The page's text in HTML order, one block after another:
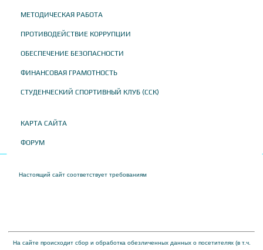
МЕТОДИЧЕСКАЯ РАБОТА
ПРОТИВОДЕЙСТВИЕ КОРРУПЦИИ
ОБЕСПЕЧЕНИЕ БЕЗОПАСНОСТИ
ФИНАНСОВАЯ ГРАМОТНОСТЬ
СТУДЕНЧЕСКИЙ СПОРТИВНЫЙ КЛУБ (ССК)
КАРТА САЙТА
ФОРУМ
Настоящий сайт соответствует требованиям
На сайте происходит сбор и обработка обезличенных данных о посетителях (в т.ч.